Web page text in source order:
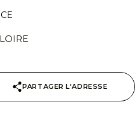
PARTAGER L'ADRESSE